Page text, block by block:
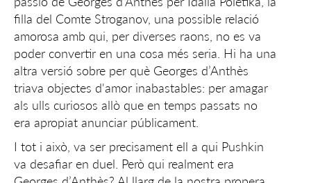
filla del Comte Stroganov, una possible relació
amorosa amb qui, per diverses raons, no es va
poder convertir en una cosa més seria. Hi ha una
altra versió sobre per què Georges d’Anthès
triava objectes d'amor inabastables: per amagar
als ulls curiosos allò que en temps passats no
era apropiat anunciar públicament.
I tot i això, va ser precisament ell a qui Pushkin
va desafiar en duel. Però qui realment era